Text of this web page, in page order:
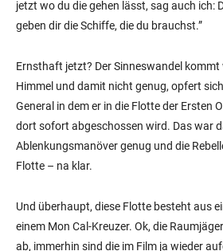
jetzt wo du die gehen lässt, sag auch ich:
geben dir die Schiffe, die du brauchst.”
Ernsthaft jetzt? Der Sinneswandel kommt
Himmel und damit nicht genug, opfert
General in dem er in die Flotte der Ersten
dort sofort abgeschossen wird. Das war
Ablenkungsmanöver genug und die
Flotte – na klar.
Und überhaupt, diese Flotte besteht aus
einem Mon Cal-Kreuzer. Ok, die
ab, immerhin sind die im Film ja wieder